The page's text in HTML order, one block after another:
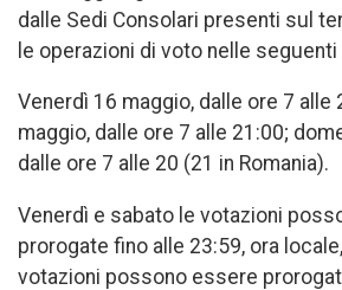
dalle Sedi Consolari presenti sul
le operazioni di voto nelle seguenti
Venerdì 16 maggio, dalle ore 7 alle
maggio, dalle ore 7 alle 21:00;
dalle ore 7 alle 20 (21 in Romania).
Venerdì e sabato le votazioni
prorogate fino alle 23:59, ora
votazioni possono essere